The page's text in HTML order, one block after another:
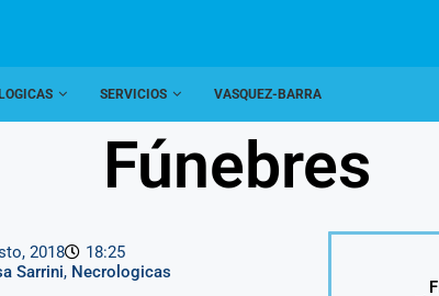
SERVICIOS VASQUEZ-BARRA
Fúnebres
2018
18:25
Sarrini, Necrologicas